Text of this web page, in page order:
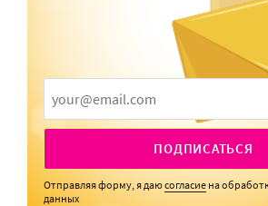
ПОДПИСАТЬСЯ
Отправляя форму, я даюсогласие на
данных